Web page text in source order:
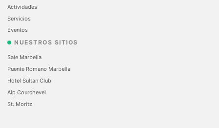
Actividades
Servicios
Eventos
NUESTROS SITIOS
Sale Marbella
Puente Romano Marbella
Hotel Sultan Club
Alp Courchevel
St. Moritz